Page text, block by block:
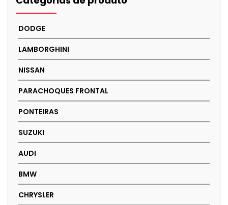
DODGE
LAMBORGHINI
NISSAN
PARACHOQUES FRONTAL
PONTEIRAS
SUZUKI
AUDI
BMW
CHRYSLER